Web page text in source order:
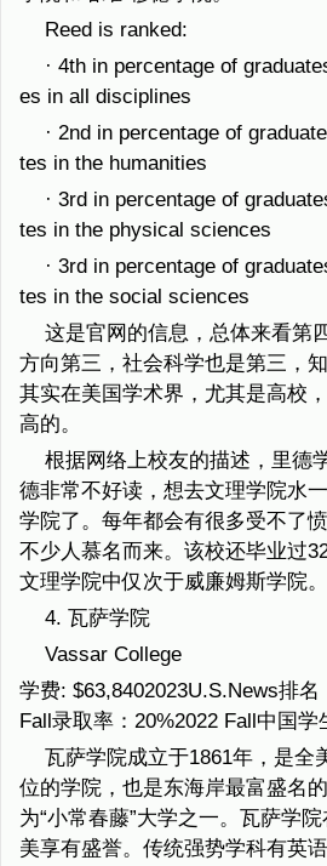
Reed is ranked:
· 4th in percentage of
es in all disciplines
· 2nd in percentage of
tes in the humanities
· 3rd in percentage of
tes in the physical sciences
· 3rd in percentage of
tes in the social sciences
这是官网的信息，总体来看第
方向第三，社会科学也是第三，
其实在美国学术界，尤其是高校
高的。
根据网络上校友的描述，里德
德非常不好读，想去文理学院水
学院了。每年都会有很多受不了
不少人慕名而来。该校还毕业过
文理学院中仅次于威廉姆斯学院。
4. 瓦萨学院
Vassar College
学费: $63,8402023U.S.News排
Fall录取率：20%2022 Fall中国
瓦萨学院成立于1861年，是全
位的学院，也是东海岸最富盛名
为“小常春藤”大学之一。瓦萨学
美享有盛誉。传统强势学科有英